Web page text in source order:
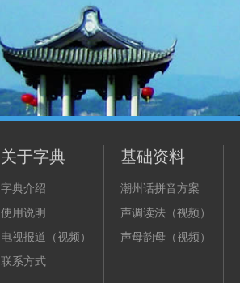
关于字典
字典介绍
使用说明
电视报道（视频）
联系方式
基础资料
潮州话拼音方案
声调读法（视频）
声母韵母（视频）